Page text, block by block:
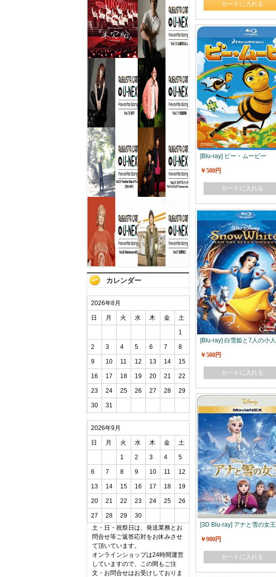
カレンダー
2026年8月
日 月 火 水 木 金 土
1
2 3 4 5 6 7 8
9 10 11 12 13 14 15
16 17 18 19 20 21 22
23 24 25 26 27 28 29
30 31
2026年9月
日 月 火 水 木 金 土
1 2 3 4 5
6 7 8 9 10 11 12
13 14 15 16 17 18 19
20 21 22 23 24 25 26
27 28 29
30
土・日・祝祭日は、発送業務とお
問合せ等ご返答応対をお休みさせ
て頂いています。
オンラインショップは24時間運営
していますので、この間もご注
文・お問合せはお受けしておりま
カートに入れる
[Blu-ray] ビー・ムービー
￥580円
カートに入れる
[Blu-ray] 白雪姫と7人の小人
￥580円
カートに入れる
[3D Blu-ray] アナと雪の女王
￥980円
カートに入れる